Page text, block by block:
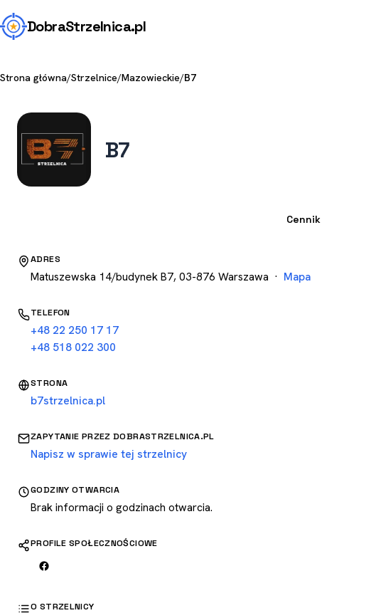
DobraStrzelnica.pl
Strona główna/Strzelnice/Mazowieckie/B7
B7
Cennik
ADRES
Matuszewska 14/budynek B7, 03-876 Warszawa · Mapa
TELEFON
+48 22 250 17 17
+48 518 022 300
STRONA
b7strzelnica.pl
ZAPYTANIE PRZEZ DOBRASTRZELNICA.PL
Napisz w sprawie tej strzelnicy
GODZINY OTWARCIA
Brak informacji o godzinach otwarcia.
PROFILE SPOŁECZNOŚCIOWE
O STRZELNICY